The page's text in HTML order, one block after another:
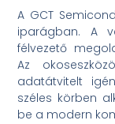
A GCT
iparágban. A
félvezető
Az
adatátvitelt
széles körben
be a modern